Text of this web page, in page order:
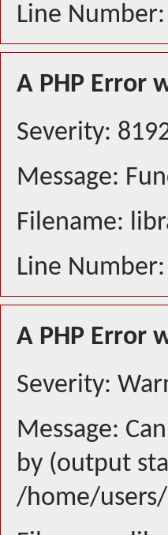
Line
A PHP Error
Severity:
Message:
Filename:
Line
A PHP Error
Severity:
Message:
by (output
/home/